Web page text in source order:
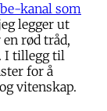
kanal som
legger ut
rød tråd,
I tillegg til
for å
vitenskap.